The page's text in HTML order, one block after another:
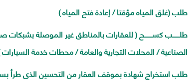
طلب (غلق المياه مؤقتا / إعادة فتح المياه )
طلـــــــب كســــــــح ( للعقارات بالمناطق غير الموصلة
الصناعية / المحلات التجارية والعامة / محطات خدمة
طلب استخراج شهادة بموقف العقار من التحسين الذى طرأ